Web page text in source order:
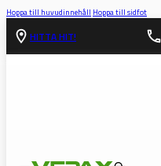
Hoppa till huvudinnehåll Hoppa till sidfot
HITTA HIT!